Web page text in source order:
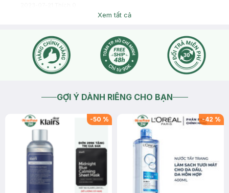
Xem tất cả
GỢI Ý DÀNH RIÊNG CHO BẠN
-50 % -42 %